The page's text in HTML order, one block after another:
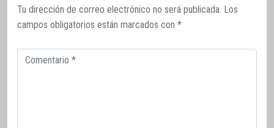
Tu dirección de correo electrónico no será publicada. Los
campos obligatorios están marcados con *
Comentario